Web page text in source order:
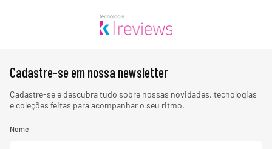
Cadastre-se em nossa newsletter
Cadastre-se e descubra tudo sobre nossas novidades, tecnologias
e coleções feitas para acompanhar o seu ritmo.
Nome